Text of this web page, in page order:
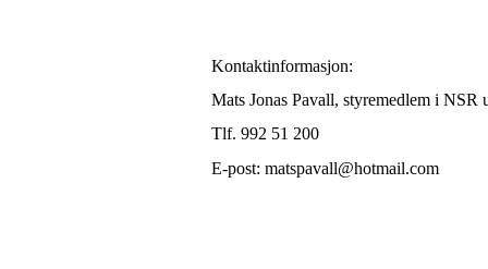
Kontaktinformasjon:
Mats Jonas Pavall, styremedlem i NSR
Tlf. 992 51 200
E-post: matspavall@hotmail.com